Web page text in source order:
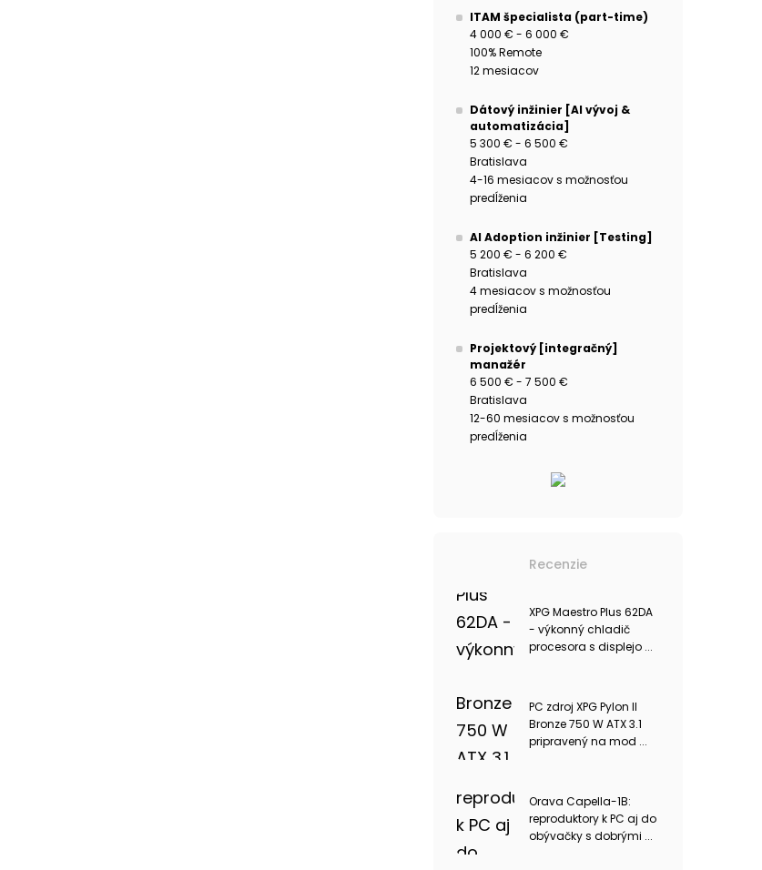
ITAM špecialista (part-time)
4 000 € - 6 000 €
100% Remote
12 mesiacov
Dátový inžinier [AI vývoj &
automatizácia]
5 300 € - 6 500 €
Bratislava
4-16 mesiacov s možnosťou
predĺženia
AI Adoption inžinier [Testing]
5 200 € - 6 200 €
Bratislava
4 mesiacov s možnosťou
predĺženia
Projektový [integračný]
manažér
6 500 € - 7 500 €
Bratislava
12-60 mesiacov s možnosťou
predĺženia
Recenzie
XPG Maestro Plus 62DA
- výkonný chladič
procesora s displejo ...
PC zdroj XPG Pylon II
Bronze 750 W ATX 3.1
pripravený na mod ...
Orava Capella-1B:
reproduktory k PC aj do
obývačky s dobrými ...